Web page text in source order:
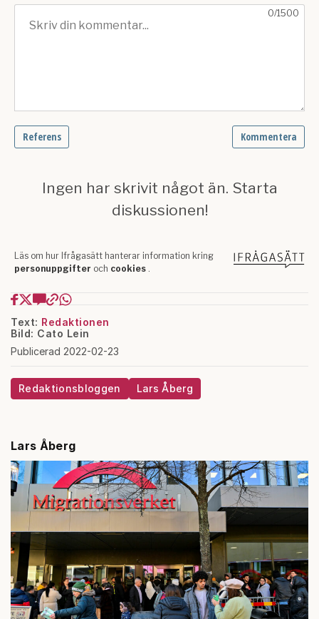
Text: Redaktionen
Bild: Cato Lein
Publicerad 2022-02-23
Redaktionsbloggen Lars Åberg
Lars Åberg